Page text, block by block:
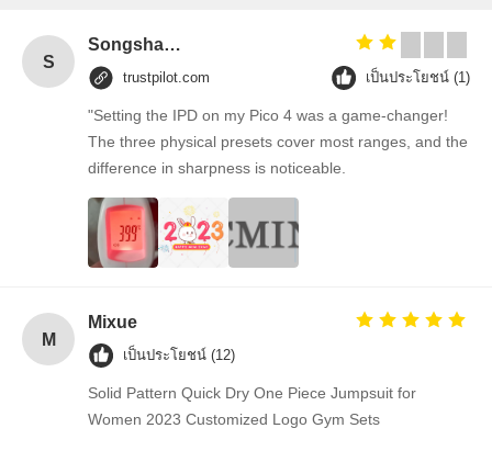
S
Songshang
trustpilot.com เป็นประโยชน์ (1)
"Setting the IPD on my Pico 4 was a game-changer!
The three physical presets cover most ranges, and the
difference in sharpness is noticeable.
M
Mixue
เป็นประโยชน์ (12)
Solid Pattern Quick Dry One Piece Jumpsuit for
Women 2023 Customized Logo Gym Sets